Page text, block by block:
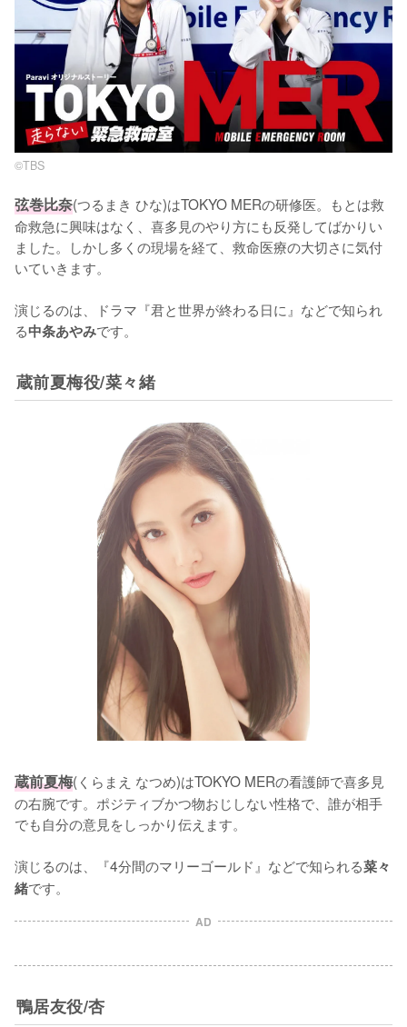
©TBS
弦巻比奈(つるまき ひな)はTOKYO MERの研修医。もとは救
命救急に興味はなく、喜多見のやり方にも反発してばかりい
ました。しかし多くの現場を経て、救命医療の大切さに気付
いていきます。
演じるのは、ドラマ『君と世界が終わる日に』などで知られ
る中条あやみです。
蔵前夏梅役/菜々緒
蔵前夏梅(くらまえ なつめ)はTOKYO MERの看護師で喜多見
の右腕です。ポジティブかつ物おじしない性格で、誰が相手
でも自分の意見をしっかり伝えます。
演じるのは、『4分間のマリーゴールド』などで知られる菜々
緒です。
AD
鴨居友役/杏